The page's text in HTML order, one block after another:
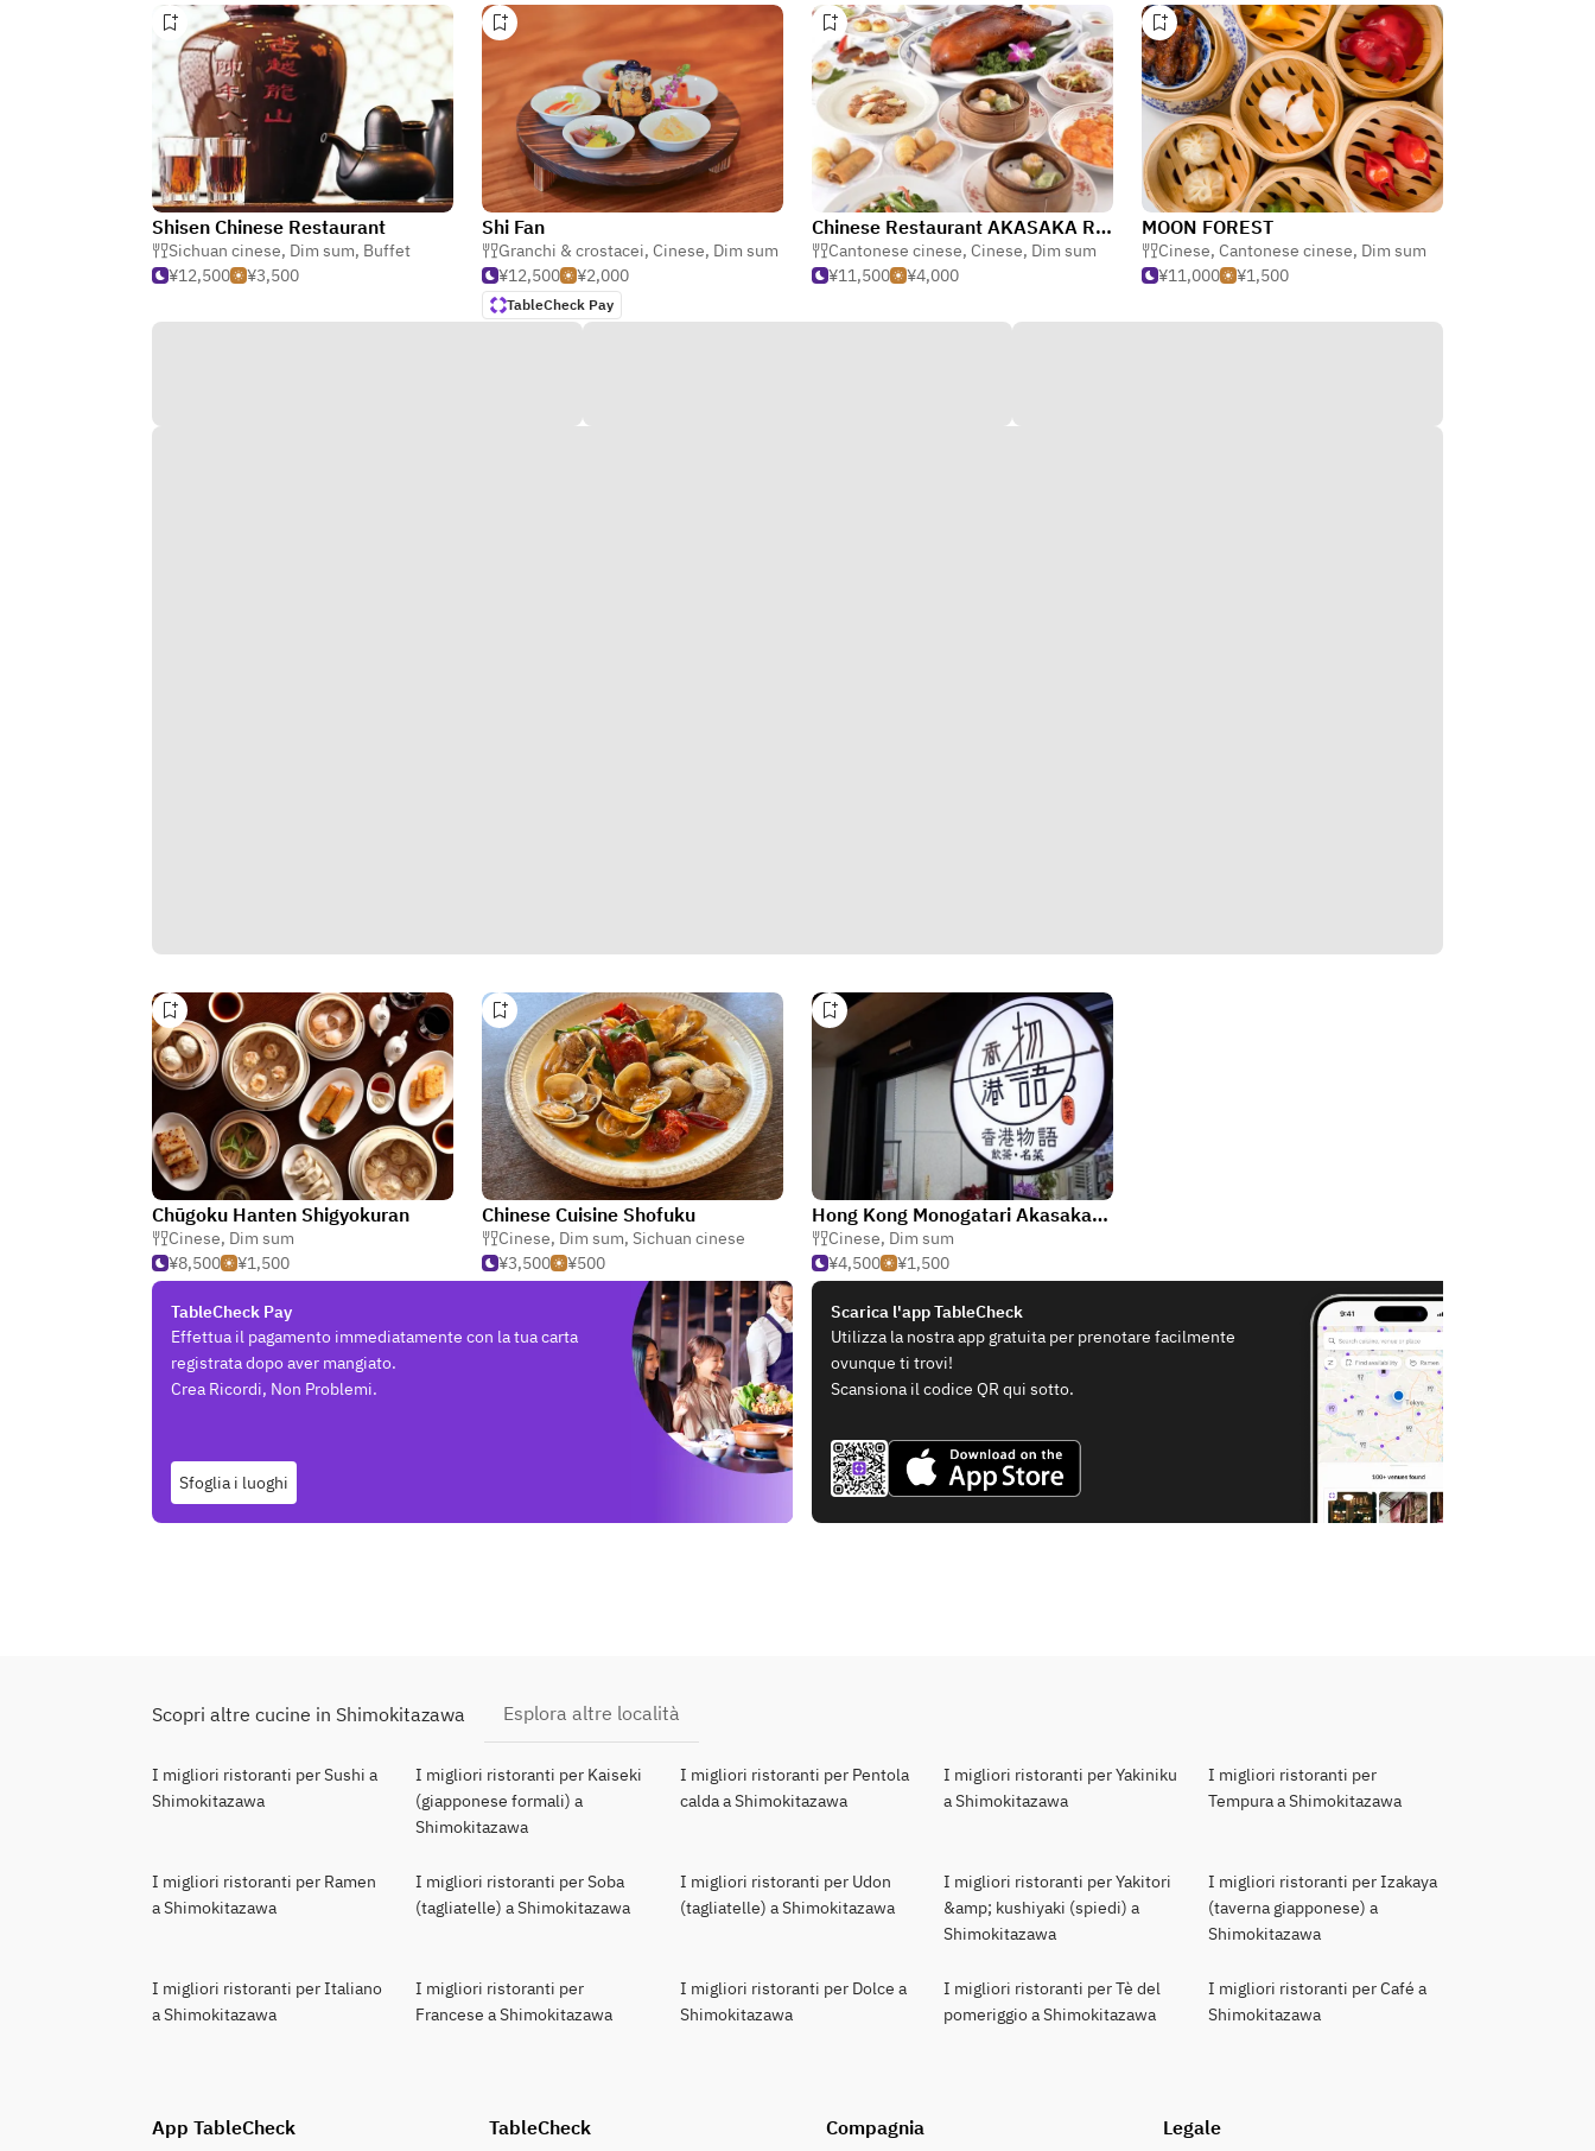
Shisen Chinese Restaurant
Sichuan cinese, Dim sum, Buffet
¥12,500
¥3,500
Shi Fan
Granchi & crostacei, Cinese, Dim sum
¥12,500
¥2,000
TableCheck Pay
Chinese Restaurant AKASAKA RIKYU AKASAKA
Cantonese cinese, Cinese, Dim sum
¥11,500
¥4,000
MOON FOREST
Cinese, Cantonese cinese, Dim sum
¥11,000
¥1,500
Chūgoku Hanten Shigyokuran
Cinese, Dim sum
¥8,500
¥1,500
Chinese Cuisine Shofuku
Cinese, Dim sum, Sichuan cinese
¥3,500
¥500
Hong Kong Monogatari Akasakamitsuke
Cinese, Dim sum
¥4,500
¥1,500
TableCheck Pay
Effettua il pagamento immediatamente con la tua carta
registrata dopo aver mangiato.
Crea Ricordi, Non Problemi.
Sfoglia i luoghi
Scarica l'app TableCheck
Utilizza la nostra app gratuita per prenotare facilmente
ovunque ti trovi!
Scansiona il codice QR qui sotto.
Scopri altre cucine in Shimokitazawa Esplora altre località
I migliori ristoranti per Sushi a
Shimokitazawa
I migliori ristoranti per Kaiseki
(giapponese formali) a
Shimokitazawa
I migliori ristoranti per Pentola
calda a Shimokitazawa
I migliori ristoranti per Yakiniku
a Shimokitazawa
I migliori ristoranti per
Tempura a Shimokitazawa
I migliori ristoranti per Ramen
a Shimokitazawa
I migliori ristoranti per Soba
(tagliatelle) a Shimokitazawa
I migliori ristoranti per Udon
(tagliatelle) a Shimokitazawa
I migliori ristoranti per Yakitori
&amp; kushiyaki (spiedi) a
Shimokitazawa
I migliori ristoranti per Izakaya
(taverna giapponese) a
Shimokitazawa
I migliori ristoranti per Italiano
a Shimokitazawa
I migliori ristoranti per
Francese a Shimokitazawa
I migliori ristoranti per Dolce a
Shimokitazawa
I migliori ristoranti per Tè del
pomeriggio a Shimokitazawa
I migliori ristoranti per Café a
Shimokitazawa
App TableCheck TableCheck Compagnia Legale